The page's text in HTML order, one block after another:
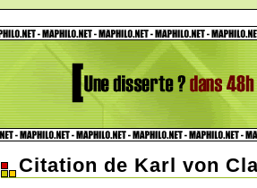
Citation de Karl von